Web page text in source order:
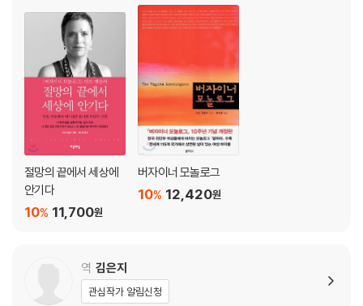
절망의 끝에서 세상에
안기다
11,700원
10%
버자이너 모놀로그
12,420원
10%
역 김은지
관심작가 알림신청